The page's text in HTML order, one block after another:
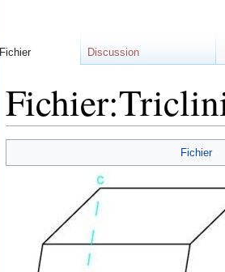
Fichier
Fichier Discussion